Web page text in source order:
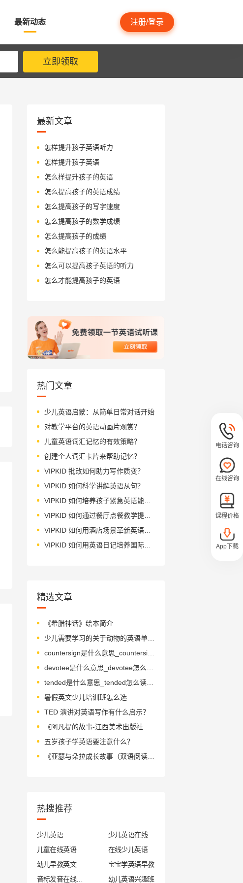
最新动态 注册/登录
立即领取
最新文章
怎样提升孩子英语听力
怎样提升孩子英语
怎么样提升孩子的英语
怎么提高孩子的英语成绩
怎么提高孩子的写字速度
怎么提高孩子的数学成绩
怎么提高孩子的成绩
怎么能提高孩子的英语水平
怎么可以提高孩子英语的听力
怎么才能提高孩子的英语
热门文章
少儿英语启蒙：从简单日常对话开始
对教学平台的英语动画片观赏？
儿童英语词汇记忆的有效策略？
创建个人词汇卡片来帮助记忆？
VIPKID 批改如何助力写作质变？
VIPKID 如何科学讲解英语从句？
VIPKID 如何培养孩子紧急英语能力？
VIPKID 如何通过餐厅点餐教学提升少儿英语应用能力？
VIPKID 如何用酒店场景革新英语教学？
VIPKID 如何用英语日记培养国际化人才？
精选文章
《希腊神话》绘本简介
少儿需要学习的关于动物的英语单词介绍
countersign是什么意思_countersign怎么读_音标'kaʊntəsaɪn
tended是什么意思_tended怎么读_音标tendid
暑假英文少儿培训班怎么选
TED 演讲对英语写作有什么启示？
《阿凡提的故事-江西美术出版社》绘本简介
五岁孩子学英语要注意什么？
《亚瑟与朵拉成长故事（双语阅读版）》绘本简介
热搜推荐
少儿英语
少儿英语在线
儿童在线英语
在线少儿英语
幼儿早教英文
宝宝学英语早教
幼儿英语兴趣班
电话咨询
在线咨询
课程价格
App下载